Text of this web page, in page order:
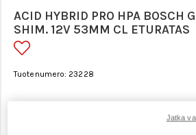
ACID HYBRID PRO HPA BOSCH
SHIM. 12V 53MM CL ETURATAS
Tuotenumero: 23228
Jatka